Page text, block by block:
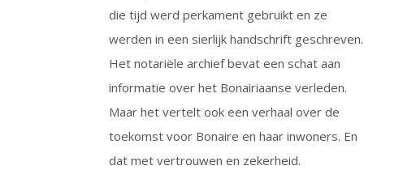
die tijd werd perkament gebruikt en ze
werden in een sierlijk handschrift geschreven.
Het notariële archief bevat een schat aan
informatie over het Bonairiaanse verleden.
Maar het vertelt ook een verhaal over de
toekomst voor Bonaire en haar inwoners. En
dat met vertrouwen en zekerheid.